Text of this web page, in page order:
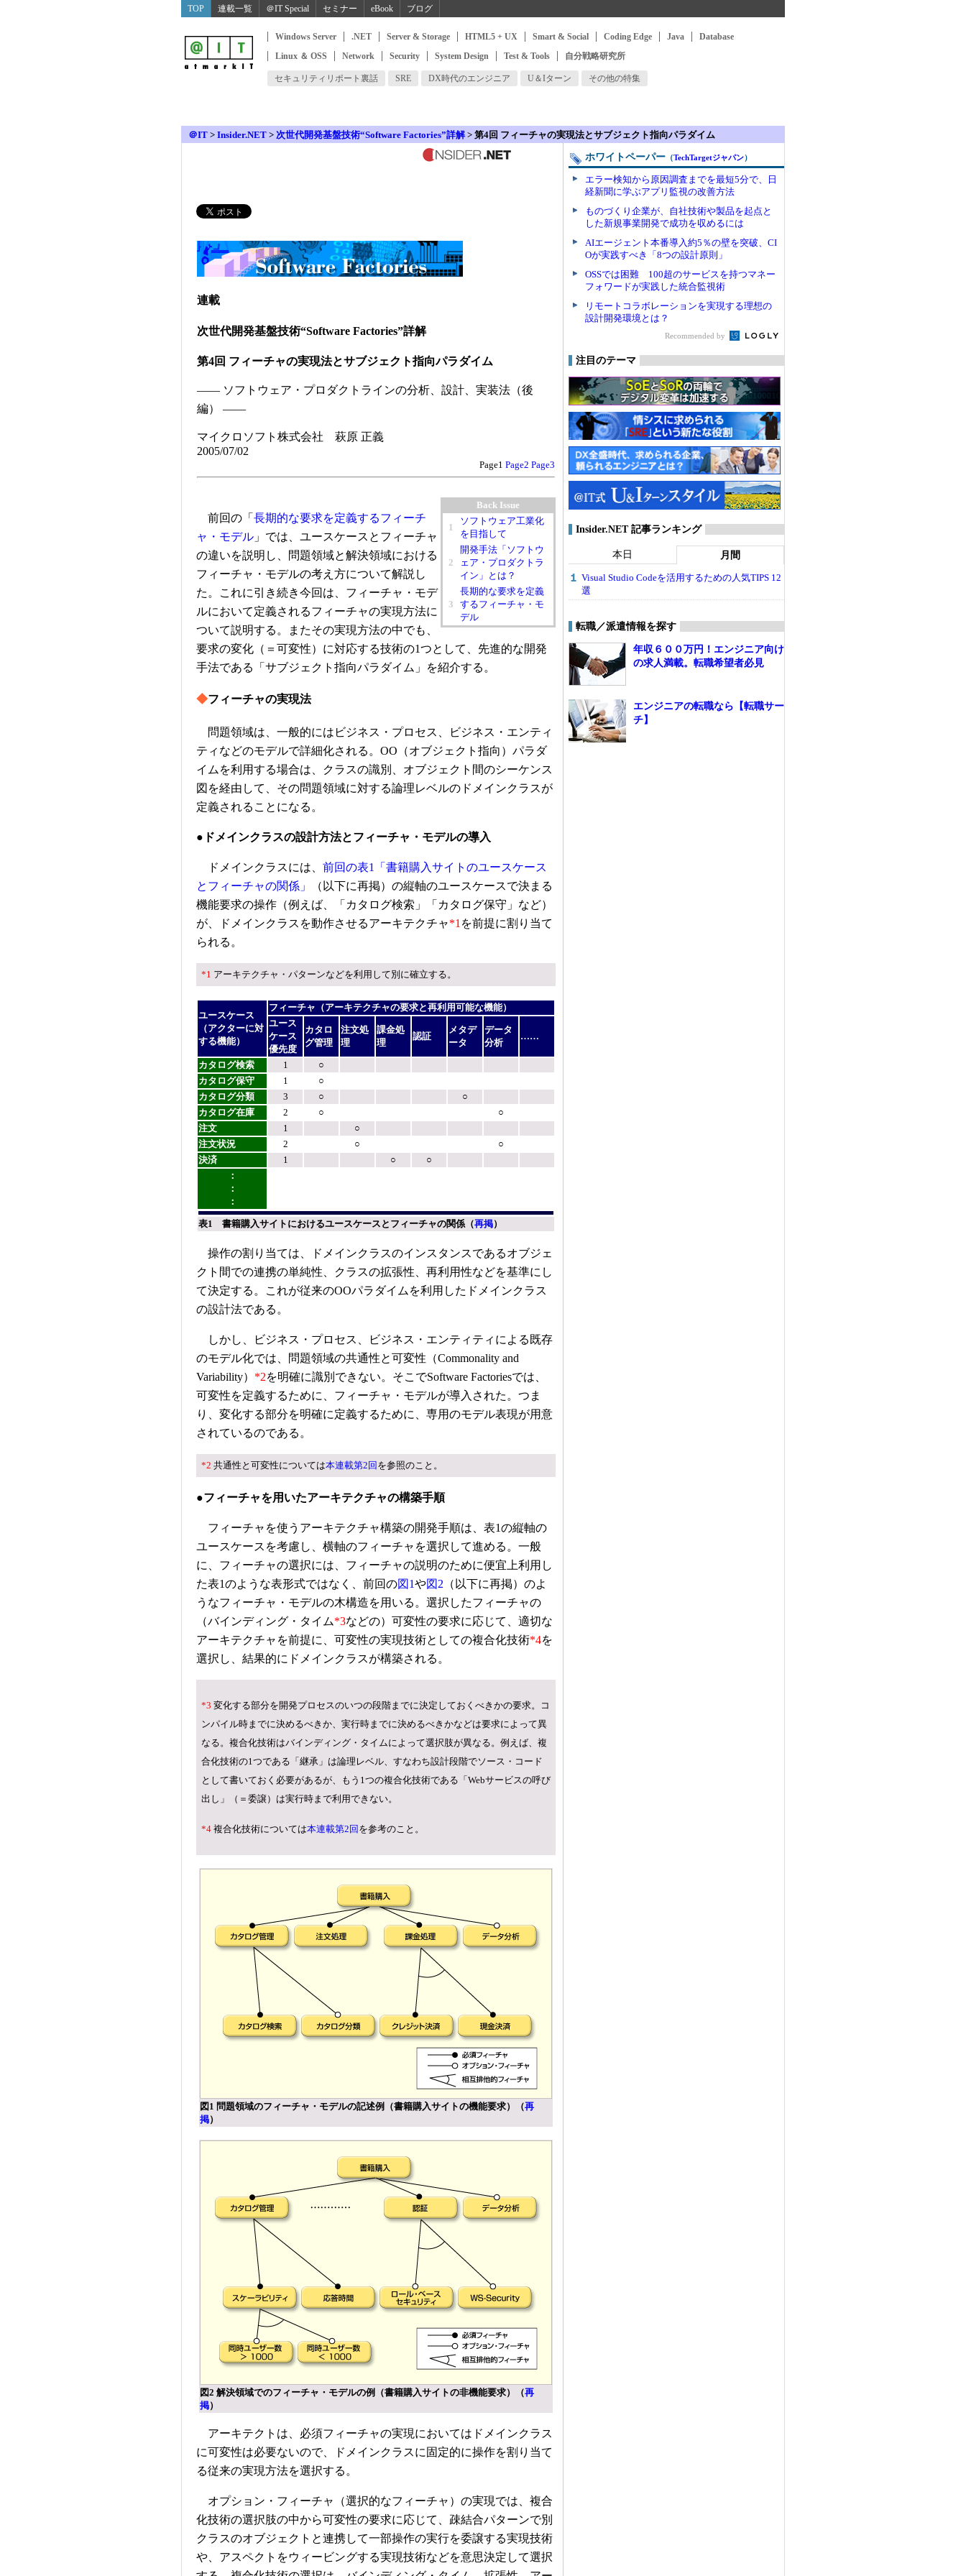
TOP 連載一覧 ＠IT Special セミナー eBook ブログ
Windows Server .NET Server & Storage HTML5 + UX Smart & Social Coding Edge Java
Database
Linux ＆ OSS
Network Security System Design Test & Tools 自分戦略研究所
セキュリティリポート裏話 SRE DX時代のエンジニア U＆Iターン その他の特集
＠IT > Insider.NET > 次世代開発基盤技術“Software Factories”詳解> 第4回 フィーチャの実現法とサブジェクト指向パラダイム
連載
次世代開発基盤技術“Software Factories”詳解
第4回 フィーチャの実現法とサブジェクト指向パラダイム
―― ソフトウェア・プロダクトラインの分析、設計、実装法（後
編） ――
マイクロソフト株式会社 萩原 正義
2005/07/02
Page1 Page2 Page3
Back Issue
1
ソフトウェア工業化
を目指して
2
開発手法「ソフトウ
ェア・プロダクトラ
イン」とは？
3
長期的な要求を定義
するフィーチャ・モ
デル
前回の「 長期的な要求を定義するフィーチ
ャ・モデル 」では、ユースケースとフィーチャ
の違いを説明し、問題領域と解決領域における
フィーチャ・モデルの考え方について解説し
た。これに引き続き今回は、フィーチャ・モデ
ルにおいて定義されるフィーチャの実現方法に
ついて説明する。またその実現方法の中でも、
要求の変化（＝可変性）に対応する技術の1つとして、先進的な開発
手法である「サブジェクト指向パラダイム」を紹介する。
◆フィーチャの実現法
問題領域は、一般的にはビジネス・プロセス、ビジネス・エンティ
ティなどのモデルで詳細化される。OO（オブジェクト指向）パラダ
イムを利用する場合は、クラスの識別、オブジェクト間のシーケンス
図を経由して、その問題領域に対する論理レベルのドメインクラスが
定義されることになる。
●ドメインクラスの設計方法とフィーチャ・モデルの導入
ドメインクラスには、 前回の表1「書籍購入サイトのユースケース
とフィーチャの関係」
（以下に再掲）の縦軸のユースケースで決まる
機能要求の操作（例えば、「カタログ検索」「カタログ保守」など）
が、ドメインクラスを動作させるアーキテクチャ*1 を前提に割り当て
られる。
*1 アーキテクチャ・パターンなどを利用して別に確立する。
ユースケース
（アクターに対
する機能）
フィーチャ（アーキテクチャの要求と再利用可能な機能）
ユース
ケース
優先度
カタロ
グ管理
注文処
理
課金処
理
認証
メタデ
ータ
データ
分析
……
カタログ検索 1
○
カタログ保守
1
○
カタログ分類
3 ○
○
カタログ在庫
2 ○
○
注文
1
○
注文状況
2 ○
○
決済
1 ○
○
：
：
：
表1 書籍購入サイトにおけるユースケースとフィーチャの関係（再掲）
操作の割り当ては、ドメインクラスのインスタンスであるオブジェ
クト間での連携の単純性、クラスの拡張性、再利用性などを基準にし
て決定する。これが従来のOOパラダイムを利用したドメインクラス
の設計法である。
しかし、ビジネス・プロセス、ビジネス・エンティティによる既存
のモデル化では、問題領域の共通性と可変性（Commonality and
Variability） *2を明確に識別できない。そこでSoftware Factoriesでは、
可変性を定義するために、フィーチャ・モデルが導入された。つま
り、変化する部分を明確に定義するために、専用のモデル表現が用意
されているのである。
*2 共通性と可変性については本連載第2回を参照のこと。
●フィーチャを用いたアーキテクチャの構築手順
フィーチャを使うアーキテクチャ構築の開発手順は、表1の縦軸の
ユースケースを考慮し、横軸のフィーチャを選択して進める。一般
に、フィーチャの選択には、フィーチャの説明のために便宜上利用し
た表1のような表形式ではなく、前回の図1や図2 （以下に再掲）のよ
うなフィーチャ・モデルの木構造を用いる。選択したフィーチャの
（バインディング・タイム*3などの）可変性の要求に応じて、適切な
アーキテクチャを前提に、可変性の実現技術としての複合化技術*4を
選択し、結果的にドメインクラスが構築される。
*3 変化する部分を開発プロセスのいつの段階までに決定しておくべきかの要求。コ
ンパイル時までに決めるべきか、実行時までに決めるべきかなどは要求によって異
なる。複合化技術はバインディング・タイムによって選択肢が異なる。例えば、複
合化技術の1つである「継承」は論理レベル、すなわち設計段階でソース・コード
として書いておく必要があるが、もう1つの複合化技術である「Webサービスの呼び
出し」（＝委譲）は実行時まで利用できない。
*4 複合化技術については本連載第2回を参考のこと。
図1 問題領域のフィーチャ・モデルの記述例（書籍購入サイトの機能要求）（再
掲）
図2 解決領域でのフィーチャ・モデルの例（書籍購入サイトの非機能要求）（再
掲）
アーキテクトは、必須フィーチャの実現においてはドメインクラス
に可変性は必要ないので、ドメインクラスに固定的に操作を割り当て
る従来の実現方法を選択する。
オプション・フィーチャ（選択的なフィーチャ）の実現では、複合
化技術の選択肢の中から可変性の要求に応じて、疎結合パターンで別
クラスのオブジェクトと連携して一部操作の実行を委譲する実現技術
や、アスペクトをウィービングする実現技術などを意思決定して選択
ホワイトペーパー （TechTargetジャパン）
エラー検知から原因調査までを最短5分で、日
経新聞に学ぶアプリ監視の改善方法
ものづくり企業が、自社技術や製品を起点と
した新規事業開発で成功を収めるには
AIエージェント本番導入約5％の壁を突破、CI
Oが実践すべき「8つの設計原則」
OSSでは困難 100超のサービスを持つマネー
フォワードが実践した統合監視術
リモートコラボレーションを実現する理想の
設計開発環境とは？
Recommended by
注目のテーマ
Insider.NET 記事ランキング
本日 月間
Visual Studio Codeを活用するための人気TIPS 12
選
転職／派遣情報を探す
年収６００万円！エンジニア向け
の求人満載。転職希望者必見
エンジニアの転職なら【転職サー
チ】